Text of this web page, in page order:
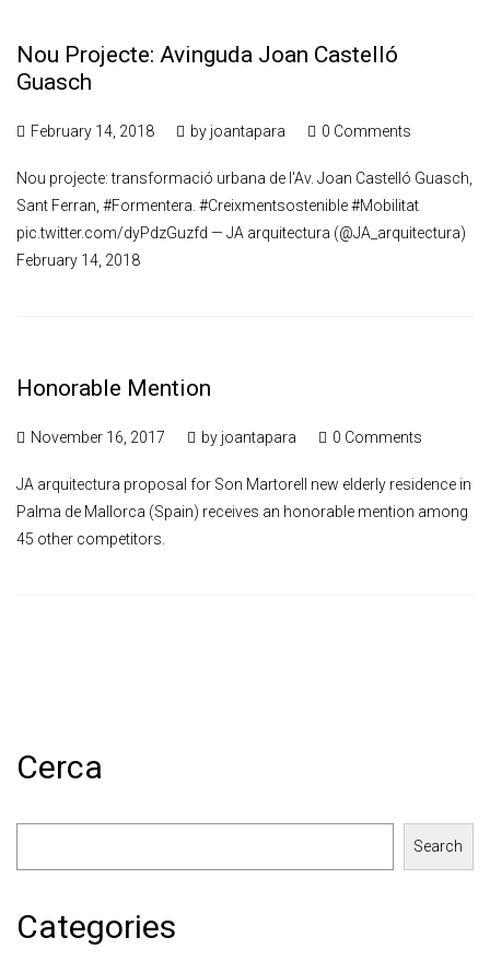
Nou Projecte: Avinguda Joan Castelló
Guasch
February 14, 2018 by joantapara 0 Comments
Nou projecte: transformació urbana de l'Av. Joan Castelló Guasch,
Sant Ferran, #Formentera. #Creixmentsostenible #Mobilitat
pic.twitter.com/dyPdzGuzfd — JA arquitectura (@JA_arquitectura)
February 14, 2018
Honorable Mention
November 16, 2017 by joantapara 0 Comments
JA arquitectura proposal for Son Martorell new elderly residence in
Palma de Mallorca (Spain) receives an honorable mention among
45 other competitors.
Cerca
Search
Categories